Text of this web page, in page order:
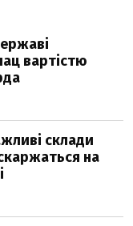
вартістю
склади
на